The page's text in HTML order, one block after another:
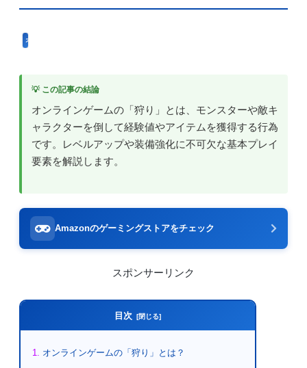
オンラインゲームのプレイに関する用語
💡 この記事の結論
オンラインゲームの「狩り」とは、モンスターや敵キ
ャラクターを倒して経験値やアイテムを獲得する行為
です。レベルアップや装備強化に不可欠な基本プレイ
要素を解説します。
Amazonのゲーミングストアをチェック
スポンサーリンク
目次
オンラインゲームの「狩り」とは？